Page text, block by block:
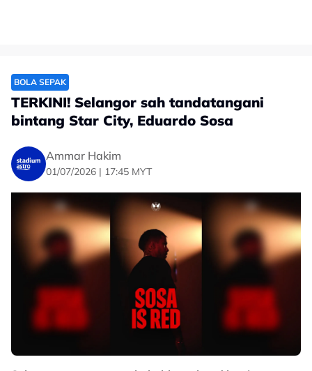
BOLA SEPAK
TERKINI! Selangor sah tandatangani
bintang Star City, Eduardo Sosa
Ammar Hakim
01/07/2026 | 17:45 MYT